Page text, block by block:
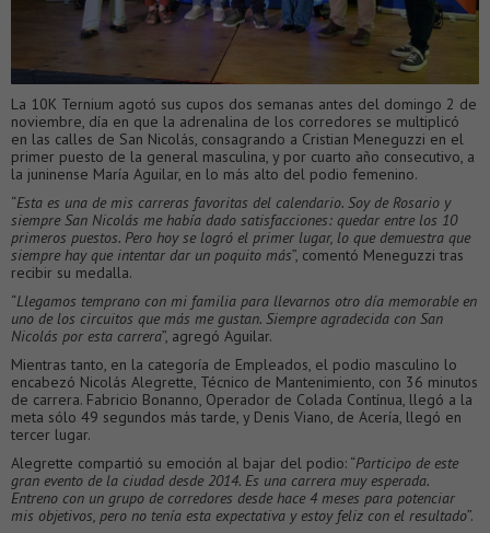
La 10K Ternium agotó sus cupos dos semanas antes del domingo 2 de
noviembre, día en que la adrenalina de los corredores se multiplicó
en las calles de San Nicolás, consagrando a Cristian Meneguzzi en el
primer puesto de la general masculina, y por cuarto año consecutivo, a
la juninense María Aguilar, en lo más alto del podio femenino.
“Esta es una de mis carreras favoritas del calendario. Soy de Rosario y
siempre San Nicolás me había dado satisfacciones: quedar entre los 10
primeros puestos. Pero hoy se logró el primer lugar, lo que demuestra que
siempre hay que intentar dar un poquito más”, comentó Meneguzzi tras
recibir su medalla.
“Llegamos temprano con mi familia para llevarnos otro día memorable en
uno de los circuitos que más me gustan. Siempre agradecida con San
Nicolás por esta carrera”, agregó Aguilar.
Mientras tanto, en la categoría de Empleados, el podio masculino lo
encabezó Nicolás Alegrette, Técnico de Mantenimiento, con 36 minutos
de carrera. Fabricio Bonanno, Operador de Colada Contínua, llegó a la
meta sólo 49 segundos más tarde, y Denis Viano, de Acería, llegó en
tercer lugar.
Alegrette compartió su emoción al bajar del podio: “Participo de este
gran evento de la ciudad desde 2014. Es una carrera muy esperada.
Entreno con un grupo de corredores desde hace 4 meses para potenciar
mis objetivos, pero no tenía esta expectativa y estoy feliz con el resultado”.